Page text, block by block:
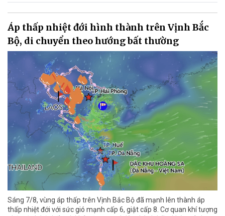
Áp thấp nhiệt đới hình thành trên Vịnh Bắc
Bộ, di chuyển theo hướng bất thường
Sáng 7/8, vùng áp thấp trên Vịnh Bắc Bộ đã mạnh lên thành áp
thấp nhiệt đới với sức gió mạnh cấp 6, giật cấp 8. Cơ quan khí tượng